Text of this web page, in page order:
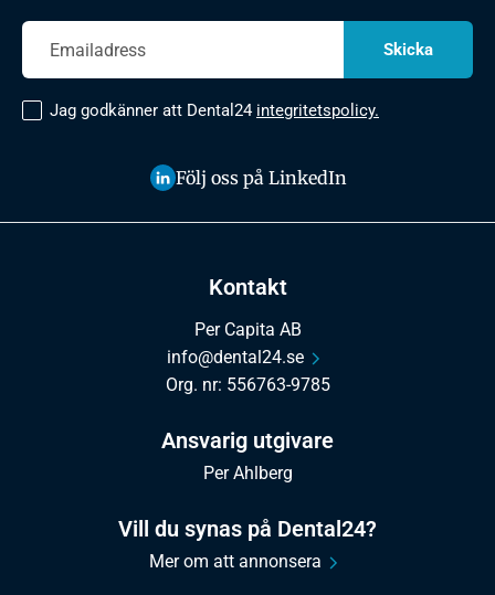
Kontakt
Per Capita AB
info@dental24.se
Org. nr: 556763-9785
Ansvarig utgivare
Per Ahlberg
Vill du synas på Dental24?
Mer om att annonsera
Jag godkänner att Dental24 integritetspolicy.
Följ oss på LinkedIn